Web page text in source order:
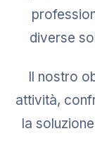
diverse
Il nostro
attività,
la